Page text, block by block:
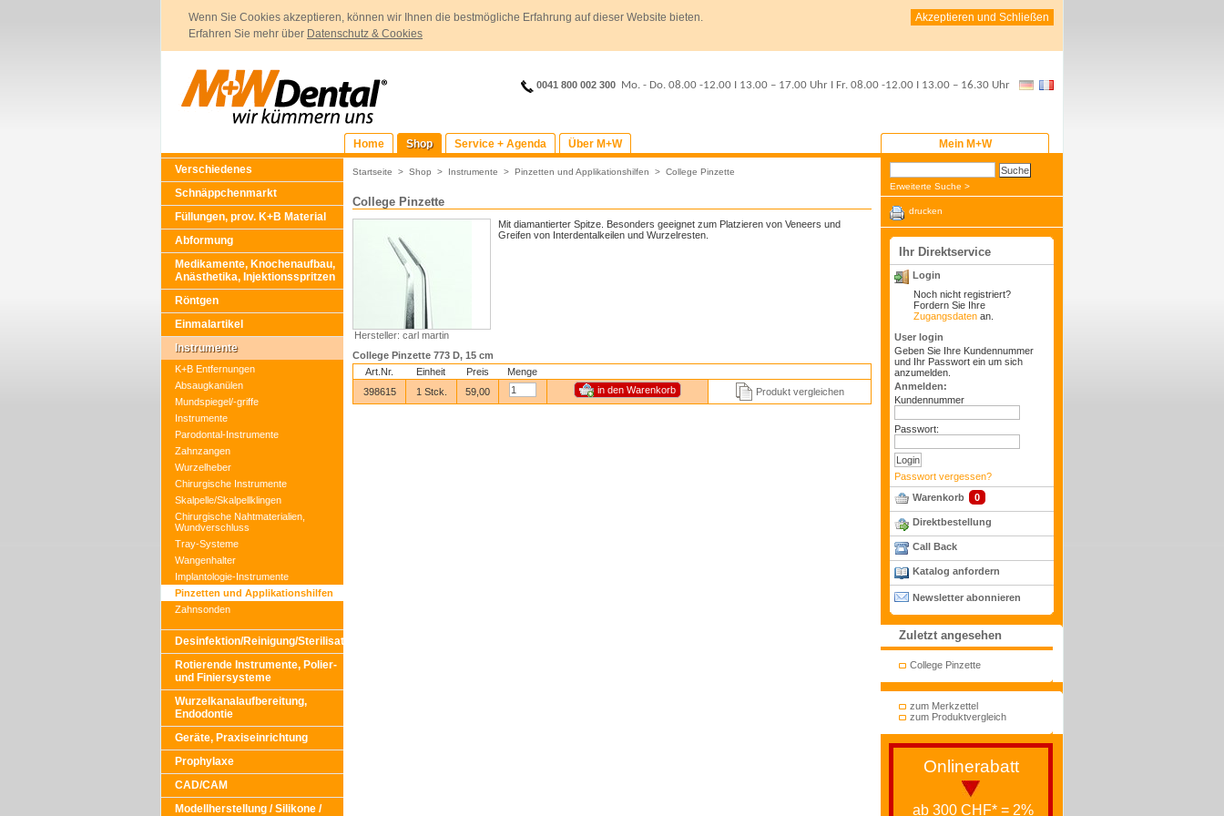
Wenn Sie Cookies akzeptieren, können wir Ihnen die bestmögliche Erfahrung auf dieser Website bieten.
Erfahren Sie mehr über Datenschutz & Cookies
Akzeptieren und Schließen
0041 800 002 300 Mo. - Do. 08.00 -12.00 I 13.00 – 17.00 Uhr I Fr. 08.00 -12.00 I 13.00 – 16.30 Uhr
Home Shop Service + Agenda Über M+W
Mein M+W
Verschiedenes
Schnäppchenmarkt
Füllungen, prov. K+B Material
Abformung
Medikamente, Knochenaufbau,
Anästhetika, Injektionsspritzen
Röntgen
Einmalartikel
Instrumente
K+B Entfernungen
Absaugkanülen
Mundspiegel/-griffe
Instrumente
Parodontal-Instrumente
Zahnzangen
Wurzelheber
Chirurgische Instrumente
Skalpelle/Skalpellklingen
Chirurgische Nahtmaterialien,
Wundverschluss
Tray-Systeme
Wangenhalter
Implantologie-Instrumente
Pinzetten und Applikationshilfen
Zahnsonden
Desinfektion/Reinigung/Sterilisation
Rotierende Instrumente, Polier-
und Finiersysteme
Wurzelkanalaufbereitung,
Endodontie
Geräte, Praxiseinrichtung
Prophylaxe
CAD/CAM
Modellherstellung / Silikone /
Startseite > Shop > Instrumente > Pinzetten und Applikationshilfen > College Pinzette
College Pinzette
Hersteller: carl martin
Mit diamantierter Spitze. Besonders geeignet zum Platzieren von Veneers und
Greifen von Interdentalkeilen und Wurzelresten.
College Pinzette 773 D, 15 cm
Art.Nr.
Einheit Preis
Menge
398615
1 Stck. 59,00 Produkt vergleichen
Erweiterte Suche >
drucken
Ihr Direktservice
Login
Noch nicht registriert?
Fordern Sie Ihre
Zugangsdaten an.
User login
Geben Sie Ihre Kundennummer
und Ihr Passwort ein um sich
anzumelden.
Anmelden:
Kundennummer
Passwort:
Passwort vergessen?
Warenkorb
0
Direktbestellung
Call Back
Katalog anfordern
Newsletter abonnieren
Zuletzt angesehen
College Pinzette
zum Merkzettel
zum Produktvergleich
Onlinerabatt
ab 300 CHF* = 2%